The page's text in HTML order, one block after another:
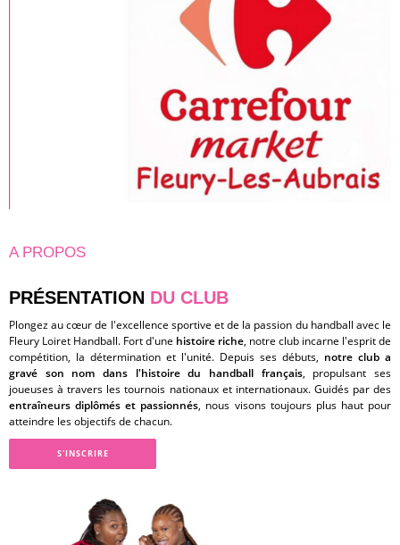
A PROPOS
PRÉSENTATION DU CLUB
Plongez au cœur de l'excellence sportive et de la passion du handball avec le
Fleury Loiret Handball. Fort d'une histoire riche, notre club incarne l'esprit de
compétition, la détermination et l'unité. Depuis ses débuts, notre club a
gravé son nom dans l'histoire du handball français, propulsant ses
joueuses à travers les tournois nationaux et internationaux. Guidés par des
entraîneurs diplômés et passionnés, nous visons toujours plus haut pour
atteindre les objectifs de chacun.
S'INSCRIRE